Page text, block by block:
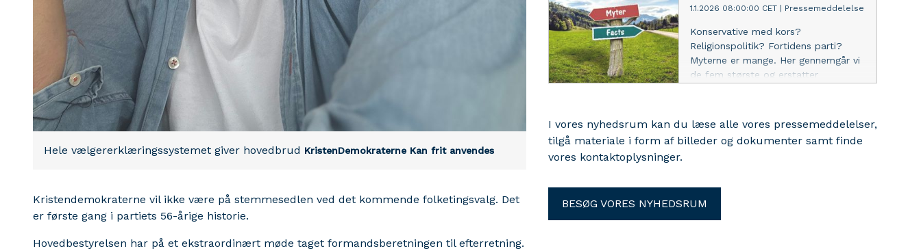
Hele vælgererklæringssystemet giver hovedbrud KristenDemokraterne Kan frit anvendes
Kristendemokraterne vil ikke være på stemmesedlen ved det kommende folketingsvalg. Det
er første gang i partiets 56-årige historie.
Hovedbestyrelsen har på et ekstraordinært møde taget formandsberetningen til efterretning.
handler om klare grænser,
1.1.2026 08:00:00 CET Pressemeddelelse
Konservative med kors?
Religionspolitik? Fortidens parti?
Myterne er mange. Her gennemgår vi
de fem største og erstatter
I vores nyhedsrum kan du læse alle vores pressemeddelelser,
tilgå materiale i form af billeder og dokumenter samt finde
vores kontaktoplysninger.
BESØG VORES NYHEDSRUM